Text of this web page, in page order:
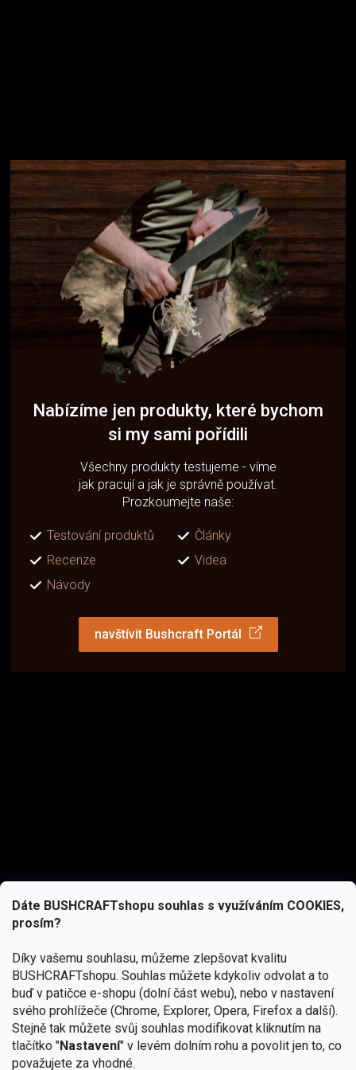
Dáte BUSHCRAFTshopu souhlas s využíváním COOKIES,
prosím?
Díky vašemu souhlasu, můžeme zlepšovat kvalitu
BUSHCRAFTshopu. Souhlas můžete kdykoliv odvolat a to
buď v patičce e-shopu (dolní část webu), nebo v nastavení
svého prohlížeče (Chrome, Explorer, Opera, Firefox a další).
Stejně tak můžete svůj souhlas modifikovat kliknutím na
tlačítko "Nastavení" v levém dolním rohu a povolit jen to, co
považujete za vhodné.
Nabízíme jen produkty, které bychom
si my sami pořídili
Všechny produkty testujeme - víme
jak pracují a jak je správně používat.
Prozkoumejte naše:
Testování produktů
Články
Recenze
Videa
Návody
navštívit Bushcraft Portál